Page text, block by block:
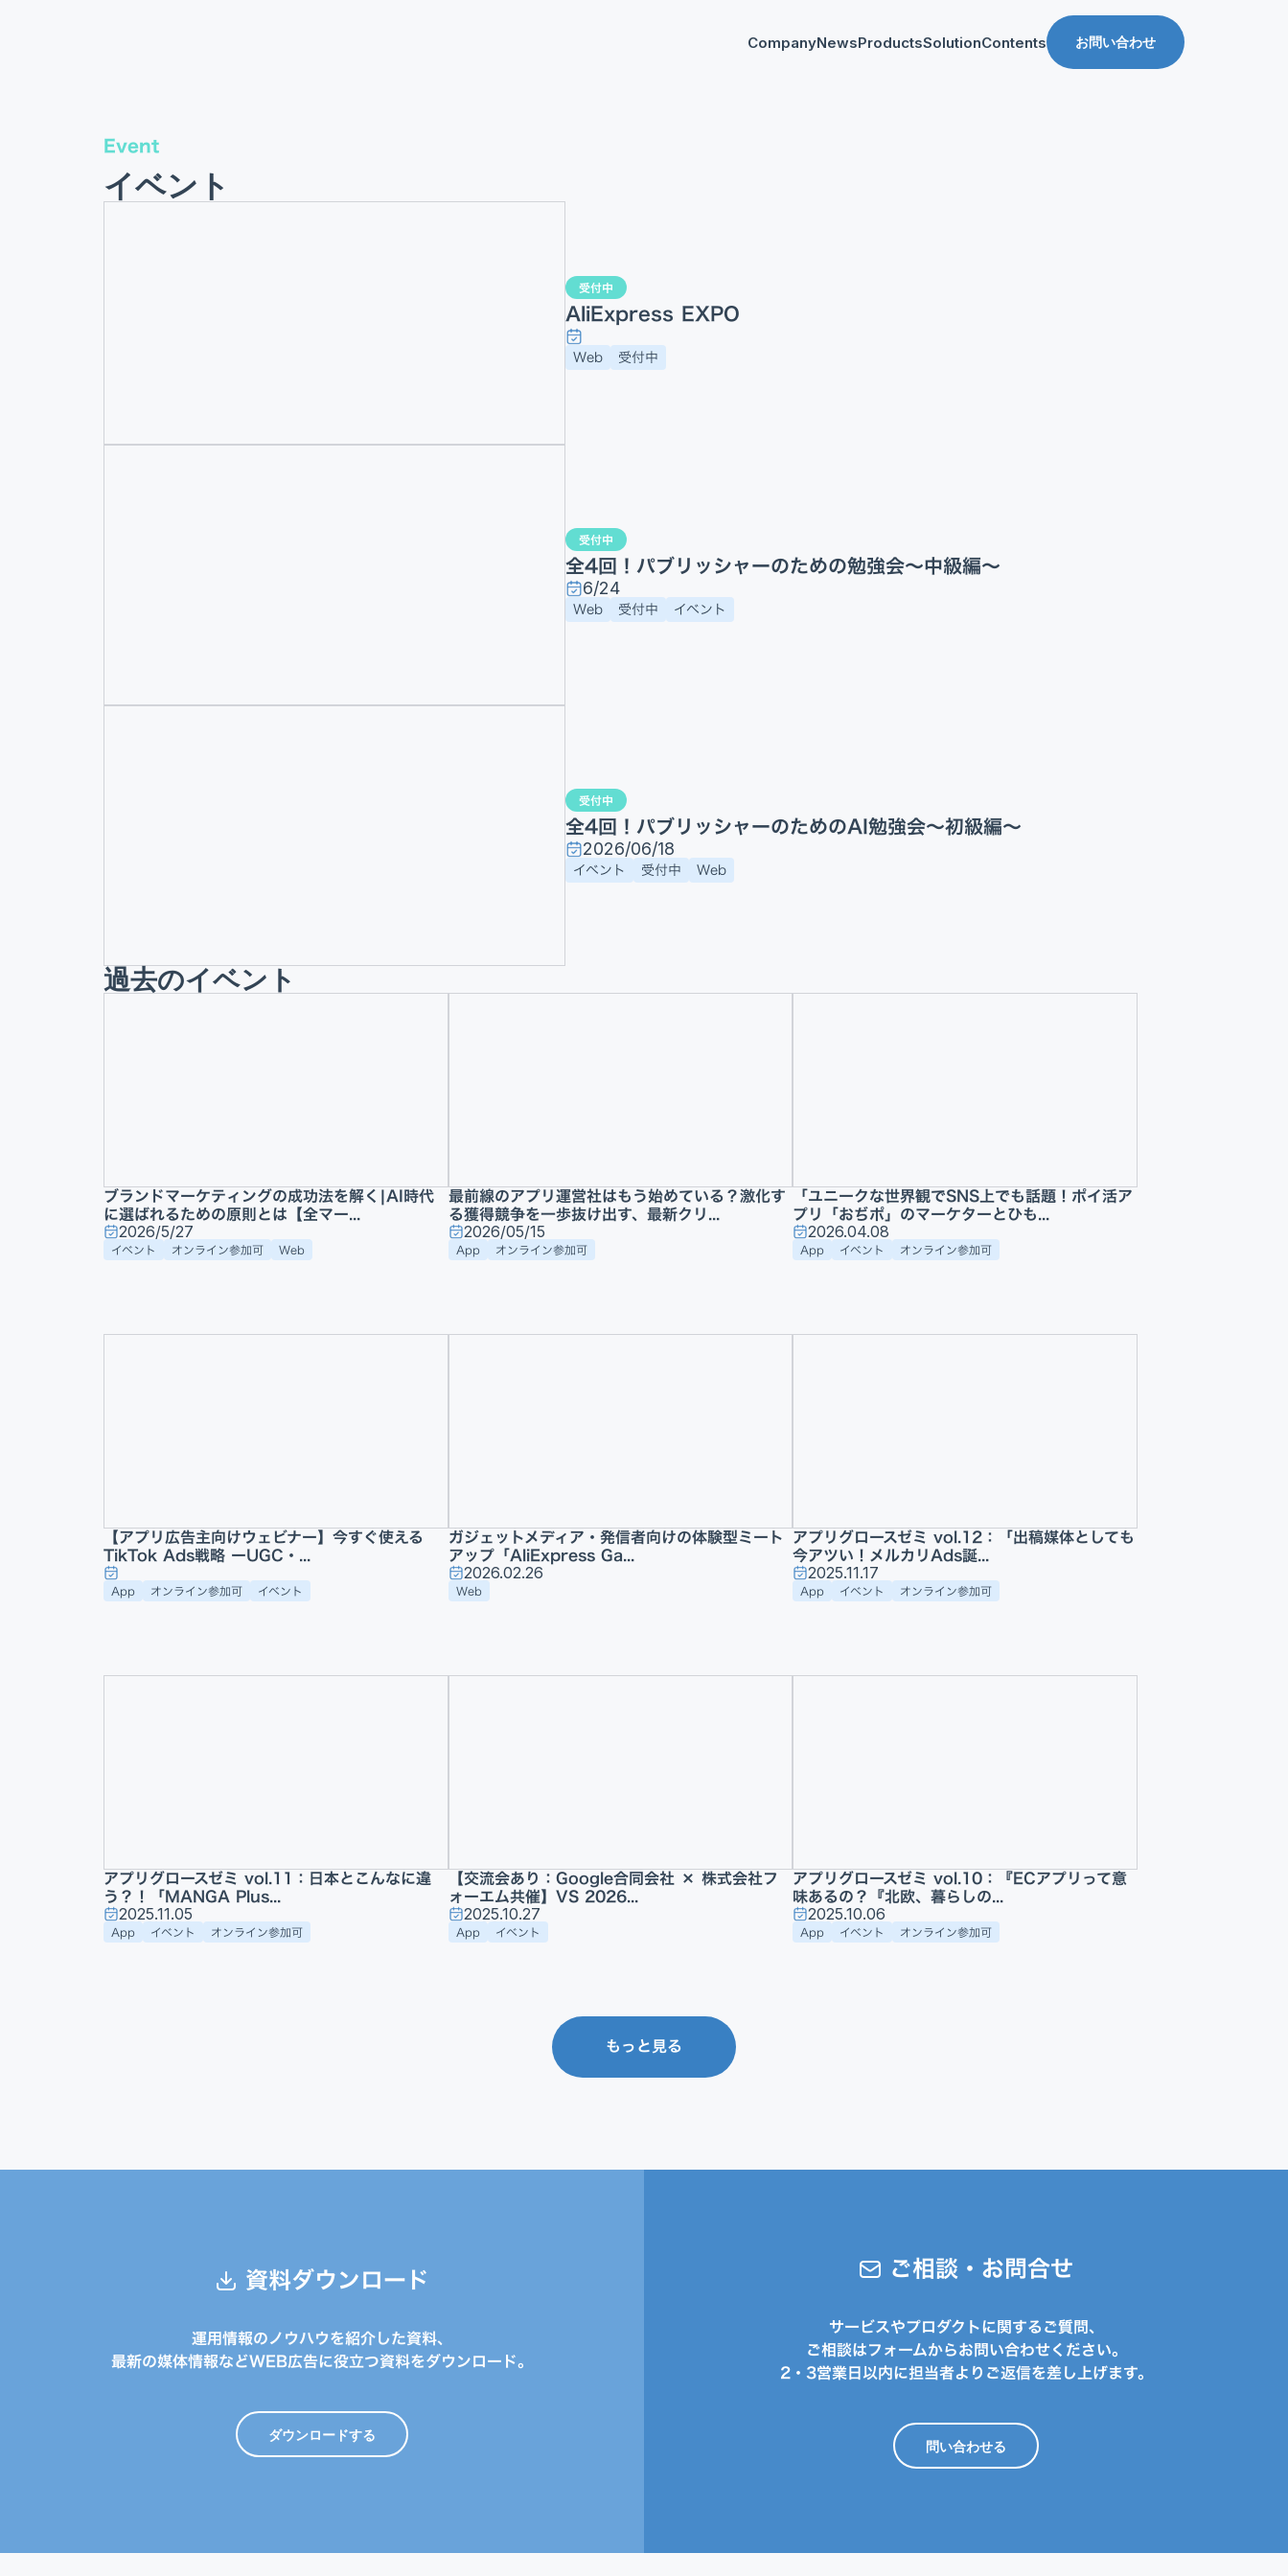
CompanyNewsProductsSolutionContents お問い合わせ
Event
イベント
受付中
AliExpress EXPO
Web 受付中
受付中
全4回！パブリッシャーのための勉強会〜中級編〜
6/24
Web
受付中 イベント
受付中
全4回！パブリッシャーのためのAI勉強会〜初級編〜
2026/06/18
イベント
受付中 Web
過去のイベント
ブランドマーケティングの成功法を解く|AI時代
に選ばれるための原則とは【全マー...
2026/5/27
イベント オンライン参加可 Web
最前線のアプリ運営社はもう始めている？激化す
る獲得競争を一歩抜け出す、最新クリ...
2026/05/15
App オンライン参加可
「ユニークな世界観でSNS上でも話題！ポイ活ア
プリ「おぢポ」のマーケターとひも...
2026.04.08
App イベント オンライン参加可
【アプリ広告主向けウェビナー】今すぐ使える
TikTok Ads戦略 ーUGC・...
App オンライン参加可 イベント
ガジェットメディア・発信者向けの体験型ミート
アップ「AliExpress Ga...
2026.02.26
Web
アプリグロースゼミ vol.12：「出稿媒体としても
今アツい！メルカリAds誕...
2025.11.17
App イベント オンライン参加可
アプリグロースゼミ vol.11：日本とこんなに違
う？！「MANGA Plus...
2025.11.05
App イベント オンライン参加可
【交流会あり：Google合同会社 × 株式会社フ
ォーエム共催】VS 2026...
2025.10.27
App イベント
アプリグロースゼミ vol.10：『ECアプリって意
味あるの？『北欧、暮らしの...
2025.10.06
App イベント オンライン参加可
もっと見る
資料ダウンロード
運用情報のノウハウを紹介した資料、
最新の媒体情報などWEB広告に役立つ資料をダウンロード。
ダウンロードする
ご相談・お問合せ
サービスやプロダクトに関するご質問、
ご相談はフォームからお問い合わせください。
2・3営業日以内に担当者よりご返信を差し上げます。
問い合わせる